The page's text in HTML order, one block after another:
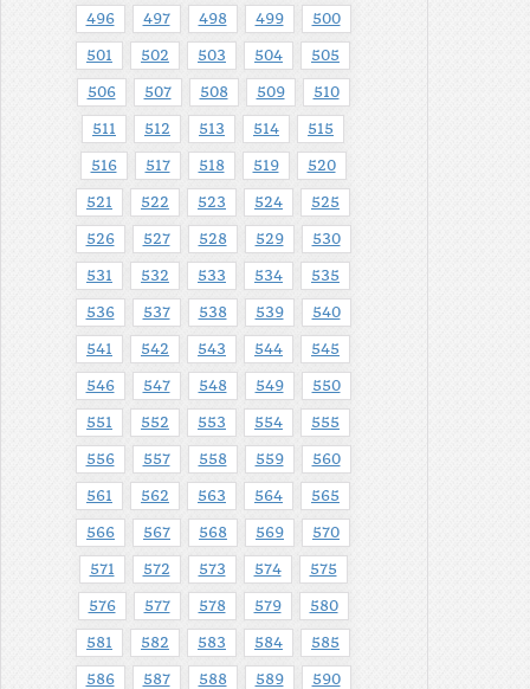
496 497 498 499 500
501 502 503 504 505
506 507 508 509 510
511 512 513 514 515
516 517 518 519 520
521 522 523 524 525
526 527 528 529 530
531 532 533 534 535
536 537 538 539 540
541 542 543 544 545
546 547 548 549 550
551 552 553 554 555
556 557 558 559 560
561 562 563 564 565
566 567 568 569 570
571 572 573 574 575
576 577 578 579 580
581 582 583 584 585
586 587 588 589 590